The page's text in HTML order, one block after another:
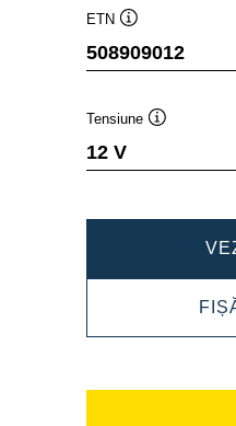
ETN
508909012
Tensiune
12 V